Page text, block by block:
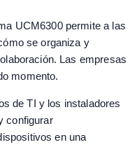
UCM6300 permite a las
se organiza y
Las empresas
momento.
de TI y los instaladores
configurar
en una